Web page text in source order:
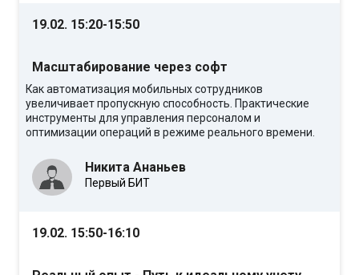
19.02. 15:20-15:50
Масштабирование через софт
Как автоматизация мобильных сотрудников
увеличивает пропускную способность. Практические
инструменты для управления персоналом и
оптимизации операций в режиме реального времени.
Никита Ананьев
Первый БИТ
19.02. 15:50-16:10